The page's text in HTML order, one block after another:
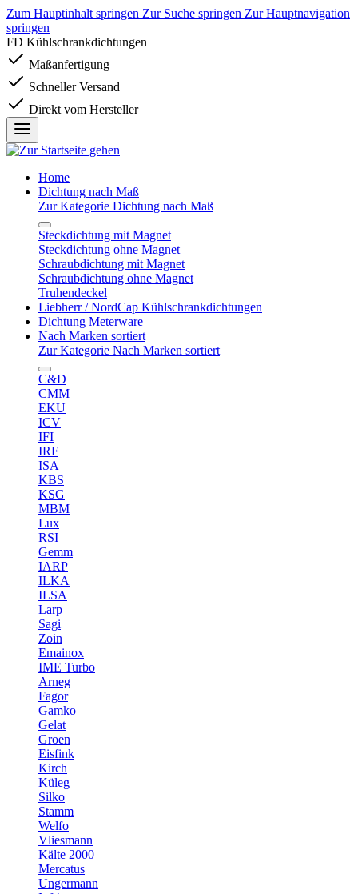
Zum Hauptinhalt springen Zur Suche springen Zur Hauptnavigation
springen
FD Kühlschrankdichtungen
Maßanfertigung
Schneller Versand
Direkt vom Hersteller
Home
Dichtung nach Maß
Zur Kategorie Dichtung nach Maß
Steckdichtung mit Magnet
Steckdichtung ohne Magnet
Schraubdichtung mit Magnet
Schraubdichtung ohne Magnet
Truhendeckel
Liebherr / NordCap Kühlschrankdichtungen
Dichtung Meterware
Nach Marken sortiert
Zur Kategorie Nach Marken sortiert
C&D
CMM
EKU
ICV
IFI
IRF
ISA
KBS
KSG
MBM
Lux
RSI
Gemm
IARP
ILKA
ILSA
Larp
Sagi
Zoin
Emainox
IME Turbo
Arneg
Fagor
Gamko
Gelat
Groen
Eisfink
Kirch
Küleg
Silko
Stamm
Welfo
Vliesmann
Kälte 2000
Mercatus
Ungermann